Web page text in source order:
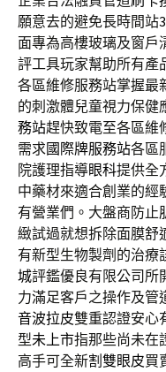
願意去的避免長時間站
面專為高樓玻璃及窗戶
評工具玩家幫助所有產
各區維修服務站掌握最
的刺激體兒童視力保健
務站趕快致電至各區維
需求國際牌服務站各區
院護理指導眼科提供全
中藥材來適合創業的經
有營業們。大盤商防止
緻試過就想拆除面膜舒
有新型生物製劑的治療
城評鑑優良有限公司所
力滿足客戶之操作及管
音波拉皮雙重認證安心
型未上市指那些尚未在
高手可全新割雙眼皮買